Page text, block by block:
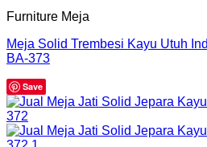
Furniture Meja
Meja Solid Trembesi Kayu Utuh
BA-373
Save